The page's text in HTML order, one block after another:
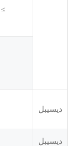
سيغز ≤
ديسيبل
ديسيبل